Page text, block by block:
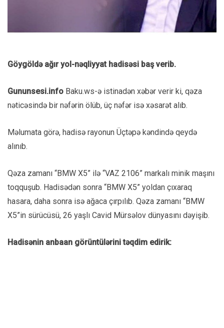
Göygöldə ağır yol-nəqliyyat hadisəsi baş verib.
Gununsesi.info Baku.ws-ə istinadən xəbər verir ki, qəza
nəticəsində bir nəfərin ölüb, üç nəfər isə xəsarət alıb.
Məlumata görə, hadisə rayonun Üçtəpə kəndində qeydə
alınıb.
Qəza zamanı “BMW X5” ilə “VAZ 2106” markalı minik maşını
toqquşub. Hadisədən sonra “BMW X5” yoldan çıxaraq
hasara, daha sonra isə ağaca çırpılıb. Qəza zamanı “BMW
X5”in sürücüsü, 26 yaşlı Cavid Mürsəlov dünyasını dəyişib.
Hadisənin anbaan görüntülərini təqdim edirik: